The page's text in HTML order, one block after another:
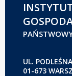
UL.
01-673